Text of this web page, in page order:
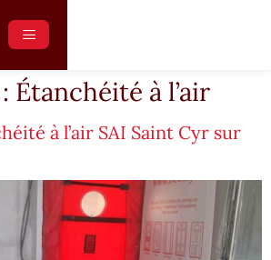
Étanchéité à l’air
à l’air SAI Saint Cyr sur